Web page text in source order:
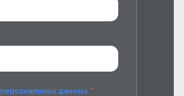
персональных данных *